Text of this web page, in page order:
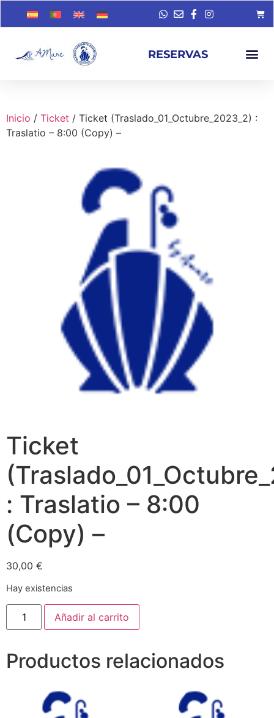
RESERVAS
Inicio / Ticket / Ticket (Traslado_01_Octubre_2023_2) :
Traslatio – 8:00 (Copy) –
Ticket
: Traslatio – 8:00
(Copy) –
30,00 €
Hay existencias
Añadir al carrito
Productos relacionados